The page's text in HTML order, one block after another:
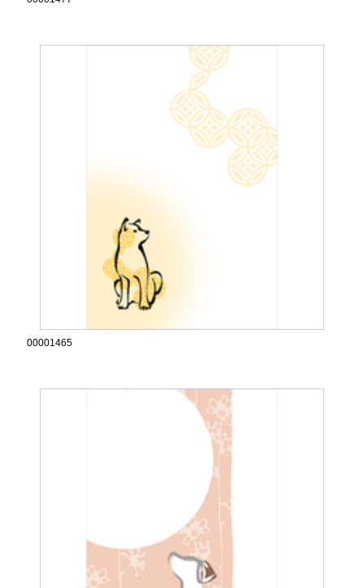
00001465